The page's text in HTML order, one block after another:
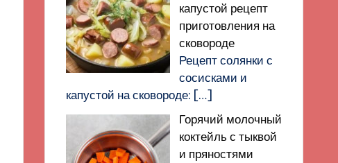
капустой рецепт
приготовления на
сковороде
Рецепт солянки с
сосисками и
капустой на сковороде: […]
Горячий молочный
коктейль с тыквой
и пряностями